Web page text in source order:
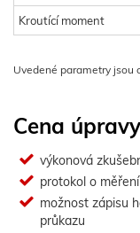
Kroutící moment
Uvedené parametry jsou
Cena
výkonová
protokol o
možnost zápisu
průkazu